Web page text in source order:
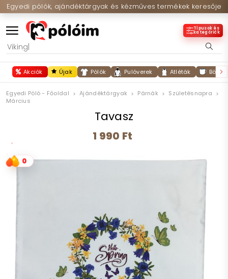
Egyedi pólók, ajándéktárgyak és kézműves termékek keresője
Típusok és
kategóriák
Akciók Újak Pólók Pulóverek Atléták
Egyedi Póló - Főoldal Ajándéktárgyak Párnák
Születésnapra
Március
Tavasz
1 990 Ft
0